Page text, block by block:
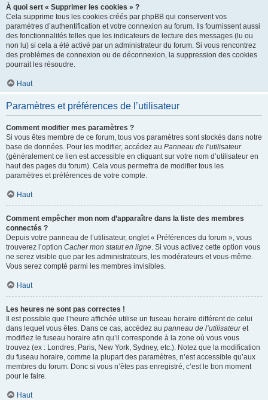
À quoi sert « Supprimer les cookies » ?
Cela supprime tous les cookies créés par phpBB qui conservent vos
paramètres d’authentification et votre connexion au forum. Ils fournissent aussi
des fonctionnalités telles que les indicateurs de lecture des messages (lu ou
non lu) si cela a été activé par un administrateur du forum. Si vous rencontrez
des problèmes de connexion ou de déconnexion, la suppression des cookies
pourrait les résoudre.
Haut
Paramètres et préférences de l’utilisateur
Comment modifier mes paramètres ?
Si vous êtes membre de ce forum, tous vos paramètres sont stockés dans notre
base de données. Pour les modifier, accédez au Panneau de l’utilisateur
(généralement ce lien est accessible en cliquant sur votre nom d’utilisateur en
haut des pages du forum). Cela vous permettra de modifier tous les
paramètres et préférences de votre compte.
Haut
Comment empêcher mon nom d’apparaître dans la liste des membres
connectés ?
Depuis votre panneau de l’utilisateur, onglet « Préférences du forum », vous
trouverez l’option Cacher mon statut en ligne. Si vous activez cette option vous
ne serez visible que par les administrateurs, les modérateurs et vous-même.
Vous serez compté parmi les membres invisibles.
Haut
Les heures ne sont pas correctes !
Il est possible que l’heure affichée utilise un fuseau horaire différent de celui
dans lequel vous êtes. Dans ce cas, accédez au panneau de l’utilisateuret
modifiez le fuseau horaire afin qu’il corresponde à la zone où vous vous
trouvez (ex : Londres, Paris, New York, Sydney, etc.). Notez que la modification
du fuseau horaire, comme la plupart des paramètres, n’est accessible qu’aux
membres du forum. Donc si vous n’êtes pas enregistré, c’est le bon moment
pour le faire.
Haut